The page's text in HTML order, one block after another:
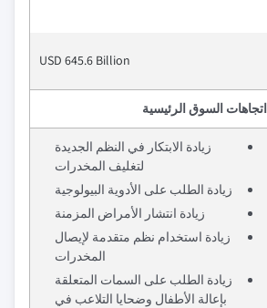
USD 645.6 Billion
اتجاهات السوق الرئيسية
زيادة الابتكار في النظم الجديدة
لتغليف المخدرات
زيادة الطلب على الأدوية البيولوجية
زيادة انتشار الأمراض المزمنة
زيادة استخدام نظم متقدمة لإيصال
المخدرات
زيادة الطلب على السمات المتعلقة
بإعالة الأطفال وضحايا التلاعب في